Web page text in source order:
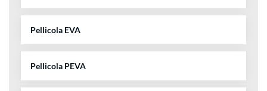
Pellicola EVA
Pellicola PEVA